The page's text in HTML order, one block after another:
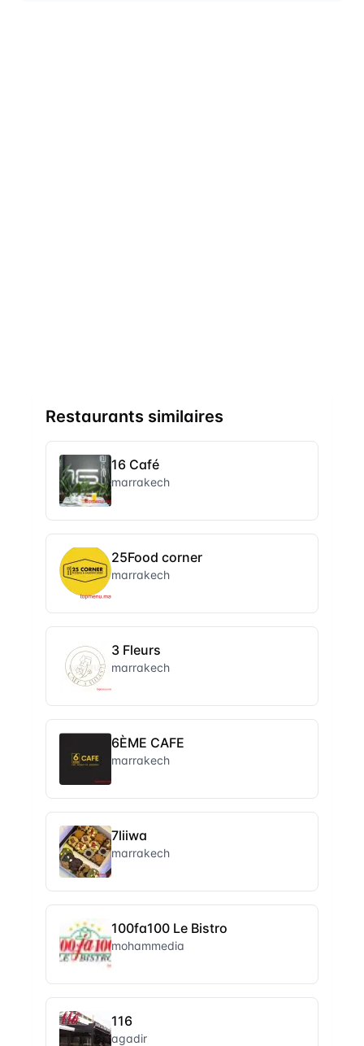
Restaurants similaires
16 Café
marrakech
25Food corner
marrakech
3 Fleurs
marrakech
6ÈME CAFE
marrakech
7liiwa
marrakech
100fa100 Le Bistro
mohammedia
116
agadir